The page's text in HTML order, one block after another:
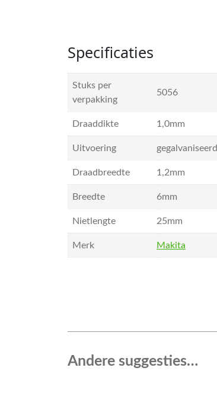
Specificaties
Stuks per
verpakking
5056
Draaddikte 1,0mm
Uitvoering gegalvaniseerd
Draadbreedte 1,2mm
Breedte 6mm
Nietlengte 25mm
Merk Makita
Andere suggesties…